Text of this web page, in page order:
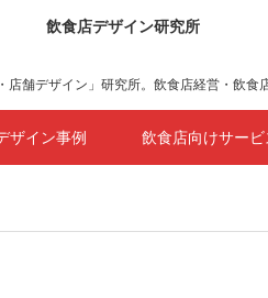
舗デザイン」研究所。飲食店経営・飲食
ザイン事例 飲食店向けサービ